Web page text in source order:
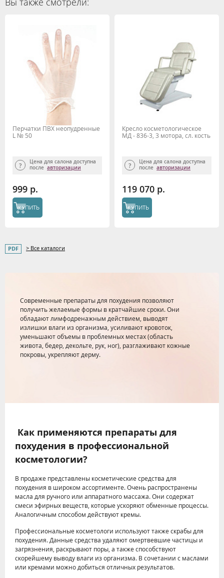
Перчатки ПВХ неопудренные
L № 50
Цена для салона доступна
после авторизации
999 р.
КУПИТЬ
Кресло косметологическое
МД - 836-3, 3 мотора, сл. кость
Цена для салона доступна
после авторизации
119 070 р.
КУПИТЬ
> Все каталоги
Современные препараты для похудения позволяют
получить желаемые формы в кратчайшие сроки. Они
обладают лимфодренажным действием, выводят
излишки влаги из организма, усиливают кровоток,
уменьшают объемы в проблемных местах (область
живота, бедер, декольте, рук, ног), разглаживают кожные
покровы, укрепляют дерму.
Как применяются препараты для
похудения в профессиональной
косметологии?
В продаже представлены косметические средства для
похудения в широком ассортименте. Очень распространены
масла для ручного или аппаратного массажа. Они содержат
смеси эфирных веществ, которые ускоряют обменные процессы.
Аналогичным способом действуют кремы.
Профессиональные косметологи используют также скрабы для
похудения. Данные средства удаляют омертвевшие частицы и
загрязнения, раскрывают поры, а также способствуют
скорейшему выводу влаги из организма. В сочетании с маслами
или кремами можно добиться отличных результатов.